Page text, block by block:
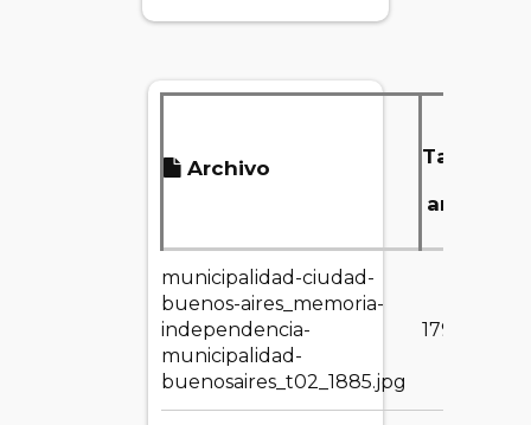
Archivo
Tamaño
archivo
municipalidad-ciudad-
buenos-aires_memoria-
independencia-
municipalidad-
buenosaires_t02_1885.jpg
179.63 KB